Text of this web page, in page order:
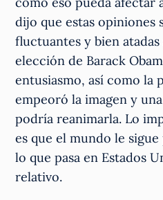
dijo que estas opiniones
fluctuantes y bien
elección de Barack
entusiasmo, así como la
empeoró la imagen y
podría reanimarla. Lo
es que el mundo le
lo que pasa en Estados
relativo.